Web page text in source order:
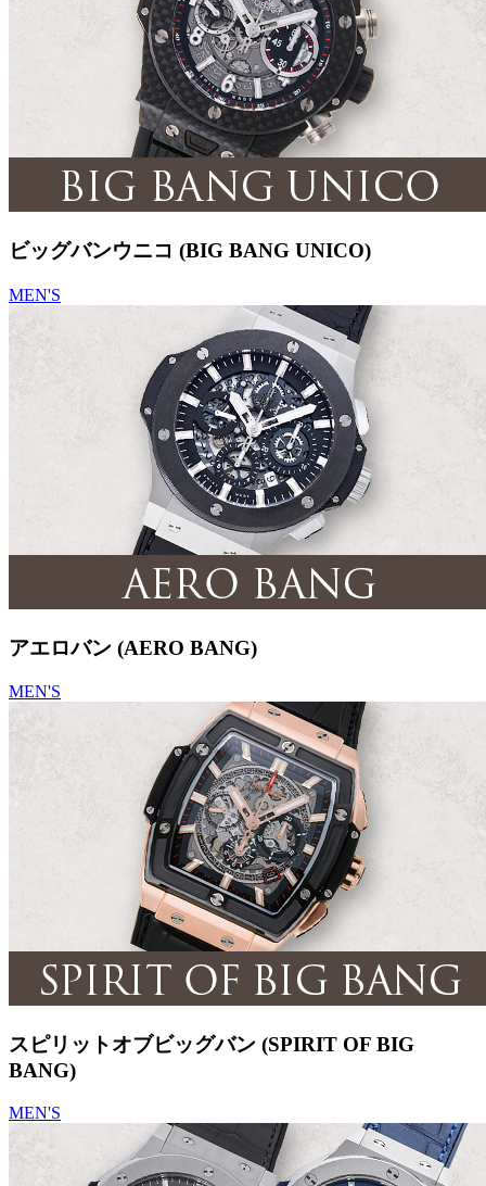
ビッグバンウニコ (BIG BANG UNICO)
MEN'S
アエロバン (AERO BANG)
MEN'S
スピリットオブビッグバン (SPIRIT OF BIG
BANG)
MEN'S